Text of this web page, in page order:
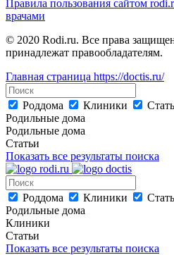
Правила пользования сайтом
врачами
© 2020 Rodi.ru. Все права
принадлежат правообладателям.
Главная страница https://doctis.ru/
Роддома Клиники
Родильные дома
Родильные дома
Статьи
Показать все результаты поиска
Роддома Клиники
Родильные дома
Клиники
Статьи
Показать все результаты поиска